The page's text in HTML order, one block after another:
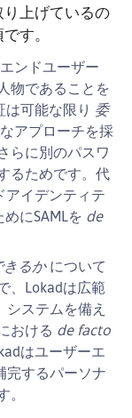
上げているの
す。
ンドユーザー
物であることを
可能な限り 委
アプローチを採
らに別のパスワ
るためです。代
アイデンティテ
にSAMLを de
るかについて
、Lokadは広範
システムを備え
おける de facto
はユーザーエ
完するパーソナ